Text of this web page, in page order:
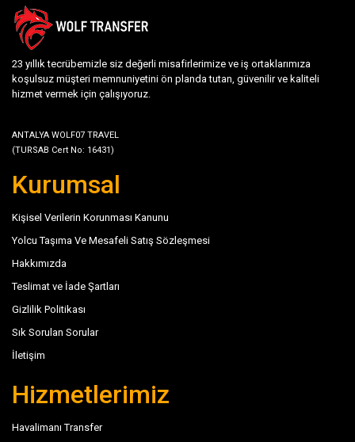
23 yıllık tecrübemizle siz değerli misafirlerimize ve iş ortaklarımıza
koşulsuz müşteri memnuniyetini ön planda tutan, güvenilir ve kaliteli
hizmet vermek için çalışıyoruz.
ANTALYA WOLF07 TRAVEL
(TURSAB Cert No: 16431)
Kurumsal
Kişisel Verilerin Korunması Kanunu
Yolcu Taşıma Ve Mesafeli Satış Sözleşmesi
Hakkımızda
Teslimat ve İade Şartları
Gizlilik Politikası
Sık Sorulan Sorular
İletişim
Hizmetlerimiz
Havalimanı Transfer